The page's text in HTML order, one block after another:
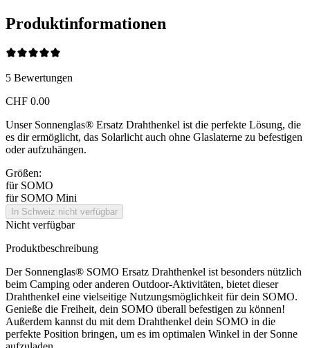
Produktinformationen
5 Bewertungen
CHF 0.00
Unser Sonnenglas® Ersatz Drahthenkel ist die perfekte Lösung, die
es dir ermöglicht, das Solarlicht auch ohne Glaslaterne zu befestigen
oder aufzuhängen.
Größen:
für SOMO
für SOMO Mini
In Schweiz nicht verfügbar
Nicht verfügbar
Produktbeschreibung
Der Sonnenglas® SOMO Ersatz Drahthenkel ist besonders nützlich
beim Camping oder anderen Outdoor-Aktivitäten, bietet dieser
Drahthenkel eine vielseitige Nutzungsmöglichkeit für dein SOMO.
Genieße die Freiheit, dein SOMO überall befestigen zu können!
Außerdem kannst du mit dem Drahthenkel dein SOMO in die
perfekte Position bringen, um es im optimalen Winkel in der Sonne